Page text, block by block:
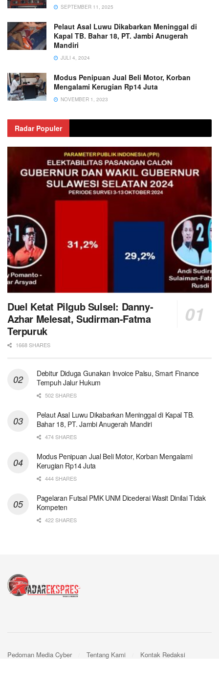
SEPTEMBER 11, 2025
Pelaut Asal Luwu Dikabarkan Meninggal di
Kapal TB. Bahar 18, PT. Jambi Anugerah
Mandiri
JULI 4, 2024
Modus Penipuan Jual Beli Motor, Korban
Mengalami Kerugian Rp14 Juta
NOVEMBER 1, 2023
Radar Populer
Duel Ketat Pilgub Sulsel: Danny-
Azhar Melesat, Sudirman-Fatma
Terpuruk
1668 SHARES
Debitur Diduga Gunakan Invoice Palsu, Smart Finance
Tempuh Jalur Hukum
502 SHARES
Pelaut Asal Luwu Dikabarkan Meninggal di Kapal TB.
Bahar 18, PT. Jambi Anugerah Mandiri
474 SHARES
Modus Penipuan Jual Beli Motor, Korban Mengalami
Kerugian Rp14 Juta
444 SHARES
Pagelaran Futsal PMK UNM Dicederai Wasit Dinilai Tidak
Kompeten
422 SHARES
Pedoman Media Cyber Tentang Kami Kontak Redaksi